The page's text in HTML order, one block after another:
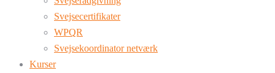
Svejsecertifikater
WPQR
Svejsekoordinator netværk
Kurser